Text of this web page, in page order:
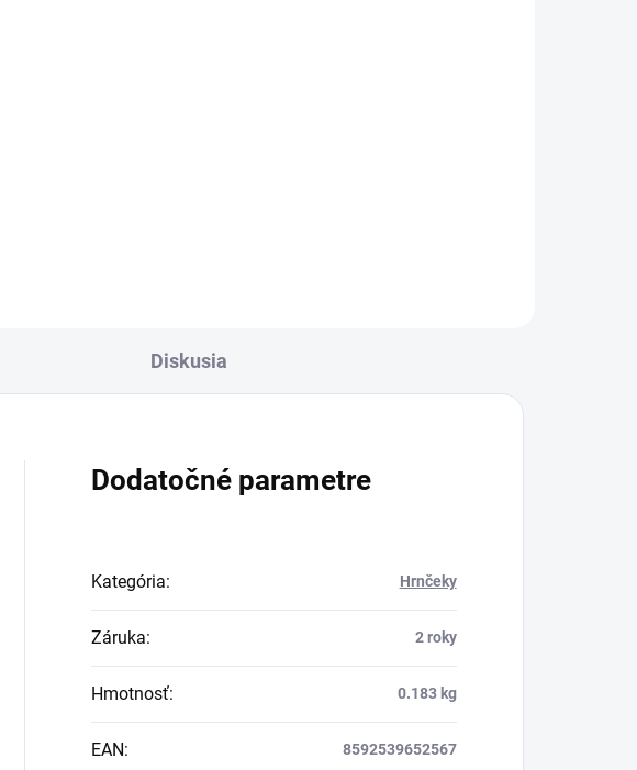
Diskusia
Dodatočné parametre
Kategória: Hrnčeky
Záruka: 2 roky
Hmotnosť: 0.183 kg
EAN: 8592539652567